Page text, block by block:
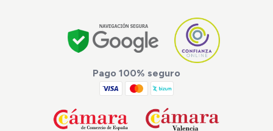
Pago 100% seguro